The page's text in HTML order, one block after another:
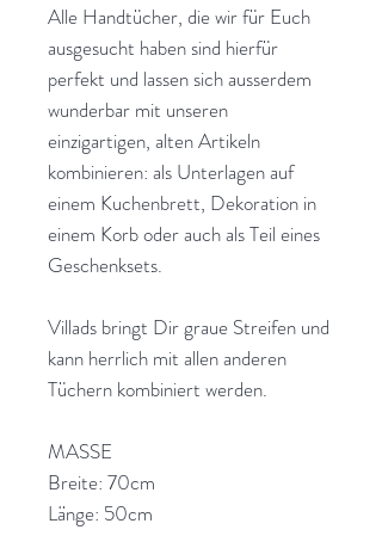
Alle Handtücher, die wir für Euch
ausgesucht haben sind hierfür
perfekt und lassen sich ausserdem
wunderbar mit unseren
einzigartigen, alten Artikeln
kombinieren: als Unterlagen auf
einem Kuchenbrett, Dekoration in
einem Korb oder auch als Teil eines
Geschenksets.
Villads bringt Dir graue Streifen und
kann herrlich mit allen anderen
Tüchern kombiniert werden.
MASSE
Breite: 70cm
Länge: 50cm